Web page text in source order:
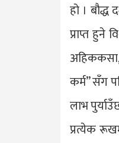
हो । बौद्ध
प्राप्त हुने
कर्म” सँग
लाभ
प्रत्येक